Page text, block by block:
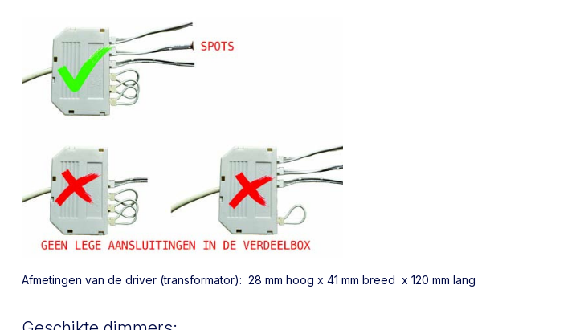
Afmetingen van de driver (transformator): 28 mm hoog x 41 mm breed x 120 mm lang